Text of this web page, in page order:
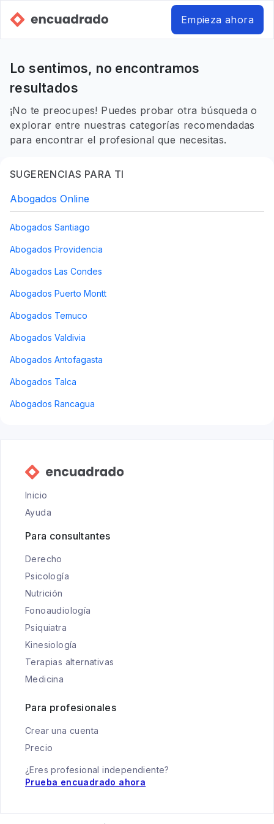
Empieza ahora
Lo sentimos, no encontramos
resultados
¡No te preocupes! Puedes probar otra búsqueda o
explorar entre nuestras categorías recomendadas
para encontrar el profesional que necesitas.
SUGERENCIAS PARA TI
Abogados Online
Abogados Santiago
Abogados Providencia
Abogados Las Condes
Abogados Puerto Montt
Abogados Temuco
Abogados Valdivia
Abogados Antofagasta
Abogados Talca
Abogados Rancagua
Inicio
Ayuda
Para consultantes
Derecho
Psicología
Nutrición
Fonoaudiología
Psiquiatra
Kinesiología
Terapias alternativas
Medicina
Para profesionales
Crear una cuenta
Precio
¿Eres profesional independiente?
Prueba encuadrado ahora